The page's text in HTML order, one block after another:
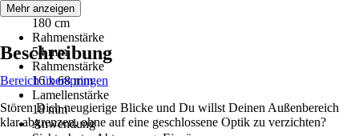
Höhe
180 cm
Rahmenstärke
54 mm
Rahmenstärke
16 x 68 mm
Lamellenstärke
18 mm
Anwendung
Mehr anzeigen
Beschreibung
Bereich überspringen
Stören Dich neugierige Blicke und Du willst Deinen Außenbereich
klar abgrenzen, ohne auf eine geschlossene Optik zu verzichten?